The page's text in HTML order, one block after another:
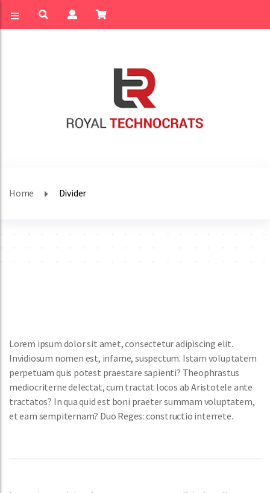
Home Divider
Lorem ipsum dolor sit amet, consectetur adipiscing elit.
Invidiosum nomen est, infame, suspectum. Istam voluptatem
perpetuam quis potest praestare sapienti? Theophrastus
mediocriterne delectat, cum tractat locos ab Aristotele ante
tractatos? In qua quid est boni praeter summam voluptatem,
et eam sempiternam? Duo Reges: constructio interrete.